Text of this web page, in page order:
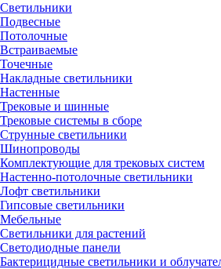
Светильники
Подвесные
Потолочные
Встраиваемые
Точечные
Накладные светильники
Настенные
Трековые и шинные
Трековые системы в сборе
Струнные светильники
Шинопроводы
Комплектующие для трековых систем
Настенно-потолочные светильники
Лофт светильники
Гипсовые светильники
Мебельные
Светильники для растений
Светодиодные панели
Бактерицидные светильники и